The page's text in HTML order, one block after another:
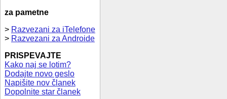
za pametne
> Razvezani za iTelefone
> Razvezani za Androide
PRISPEVAJTE
Kako naj se lotim?
Dodajte novo geslo
Napišite nov članek
Dopolnite star članek